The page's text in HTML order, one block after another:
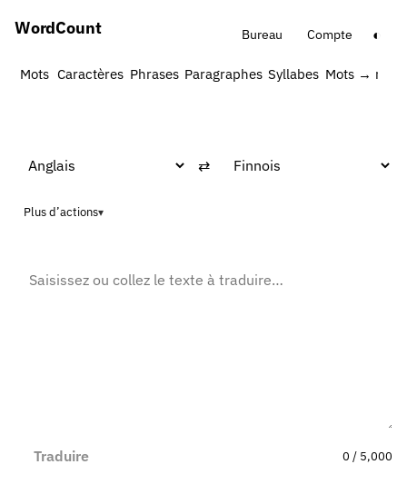
WordCount Bureau Compte ◐
Mots Caractères Phrases Paragraphes Syllabes Mots →
⇄
Plus d’actions
Traduire 0 / 5,000